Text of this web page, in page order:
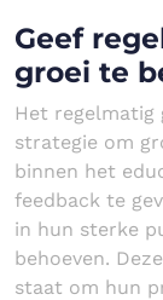
Geef
groei te
Het regelmatig
strategie om
binnen het
feedback te
in hun sterke
behoeven.
staat om hun